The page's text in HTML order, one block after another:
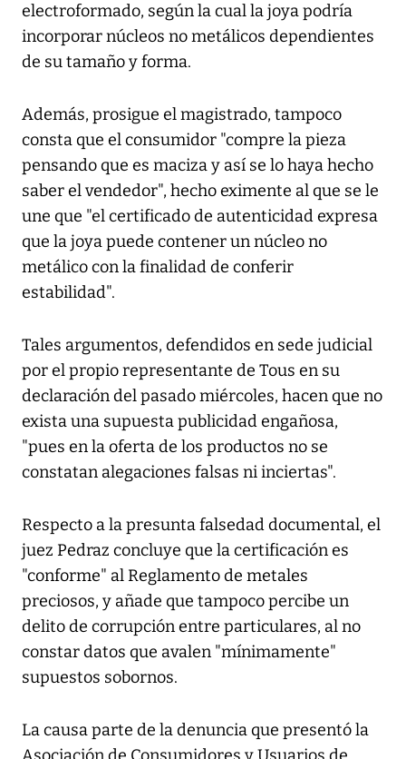
electroformado, según la cual la joya podría
incorporar núcleos no metálicos dependientes
de su tamaño y forma.
Además, prosigue el magistrado, tampoco
consta que el consumidor "compre la pieza
pensando que es maciza y así se lo haya hecho
saber el vendedor", hecho eximente al que se le
une que "el certificado de autenticidad expresa
que la joya puede contener un núcleo no
metálico con la finalidad de conferir
estabilidad".
Tales argumentos, defendidos en sede judicial
por el propio representante de Tous en su
declaración del pasado miércoles, hacen que no
exista una supuesta publicidad engañosa,
"pues en la oferta de los productos no se
constatan alegaciones falsas ni inciertas".
Respecto a la presunta falsedad documental, el
juez Pedraz concluye que la certificación es
"conforme" al Reglamento de metales
preciosos, y añade que tampoco percibe un
delito de corrupción entre particulares, al no
constar datos que avalen "mínimamente"
supuestos sobornos.
La causa parte de la denuncia que presentó la